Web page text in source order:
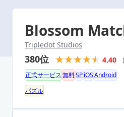
Blossom
Tripledot Studios
380位 4.40
正式サービス無料SPiOSAndroid
パズル